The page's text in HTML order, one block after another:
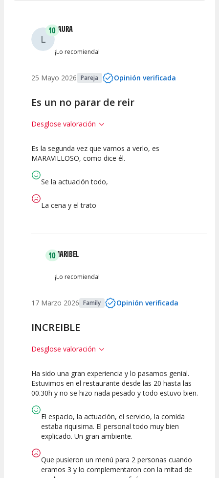
Entre 0 y 2
L
10LAURA
¡Lo recomienda!
25 Mayo 2026 Pareja Opinión verificada
Es un no parar de reir
Desglose valoración
10
Espectáculo
10
Escena
10
Es la segunda vez que vamos a verlo, es
MARAVILLOSO, como dice él.
Se la actuación todo,
La cena y el trato
10MARIBEL
¡Lo recomienda!
17 Marzo 2026 Family Opinión verificada
INCREIBLE
Desglose valoración
10
Calidad del
10
Puesta en
10
Interpretación
Ha sido una gran experiencia y lo pasamos genial.
Estuvimos en el restaurante desde las 20 hasta las
00.30h y no se hizo nada pesado y todo estuvo bien.
El espacio, la actuación, el servicio, la comida
estaba riquisima. El personal todo muy bien
explicado. Un gran ambiente.
Que pusieron un menú para 2 personas cuando
eramos 3 y lo complementaron con la mitad de